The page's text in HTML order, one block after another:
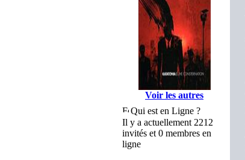
Voir les autres
Qui est en Ligne ?
Il y a actuellement 2212
invités et 0 membres en
ligne